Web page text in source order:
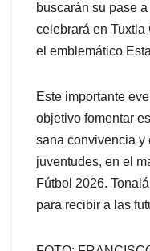
buscarán su pase
celebrará en Tuxtla
el emblemático
Este importante
objetivo fomentar
sana convivencia y
juventudes, en el
Fútbol 2026.
para recibir a las